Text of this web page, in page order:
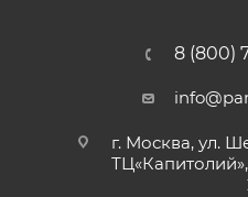
8 (800)
г. Москва, ул.